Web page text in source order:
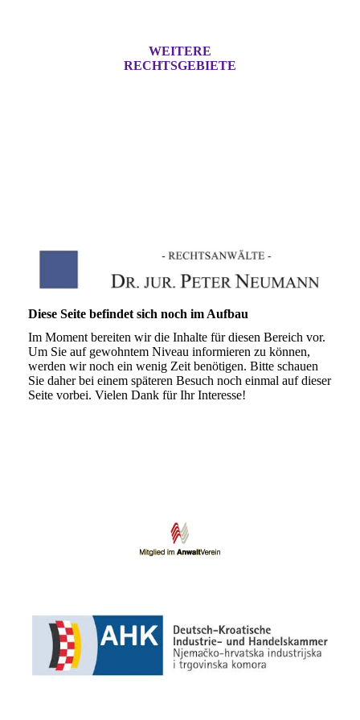
WEITERE
RECHTSGEBIETE
Diese Seite befindet sich noch im Aufbau
Im Moment bereiten wir die Inhalte für diesen Bereich vor.
Um Sie auf gewohntem Niveau informieren zu können,
werden wir noch ein wenig Zeit benötigen. Bitte schauen
Sie daher bei einem späteren Besuch noch einmal auf dieser
Seite vorbei. Vielen Dank für Ihr Interesse!